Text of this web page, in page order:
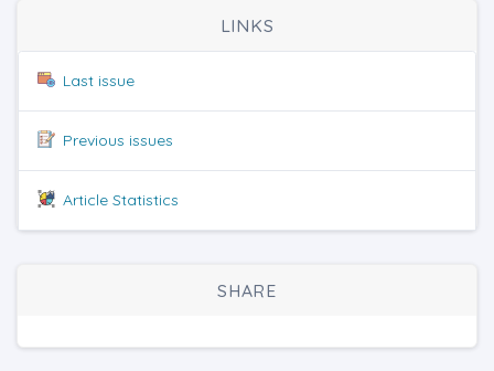
LINKS
Last issue
Previous issues
Article Statistics
SHARE